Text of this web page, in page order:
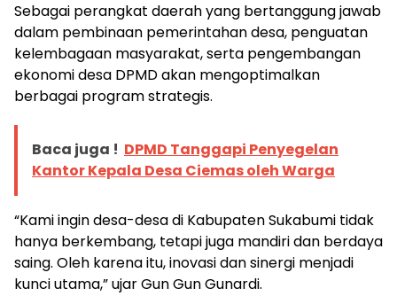
Sebagai perangkat daerah yang bertanggung jawab
dalam pembinaan pemerintahan desa, penguatan
kelembagaan masyarakat, serta pengembangan
ekonomi desa DPMD akan mengoptimalkan
berbagai program strategis.
Baca juga ! DPMD Tanggapi Penyegelan
Kantor Kepala Desa Ciemas oleh Warga
“Kami ingin desa-desa di Kabupaten Sukabumi tidak
hanya berkembang, tetapi juga mandiri dan berdaya
saing. Oleh karena itu, inovasi dan sinergi menjadi
kunci utama,” ujar Gun Gun Gunardi.